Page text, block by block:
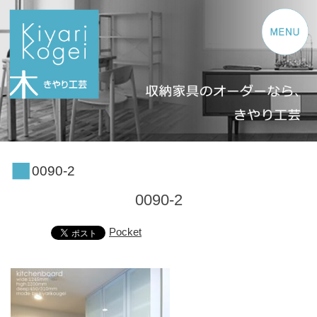
コンテンツへスキップ
0090-2
0090-2
Pocket